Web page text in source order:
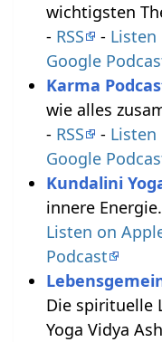
wichtigsten
- RSS - Listen
Google
Karma
wie alles
- RSS - Listen
Google
Kundalini
innere Energie.
Listen on
Podcast
Die spirituelle
Yoga Vidya